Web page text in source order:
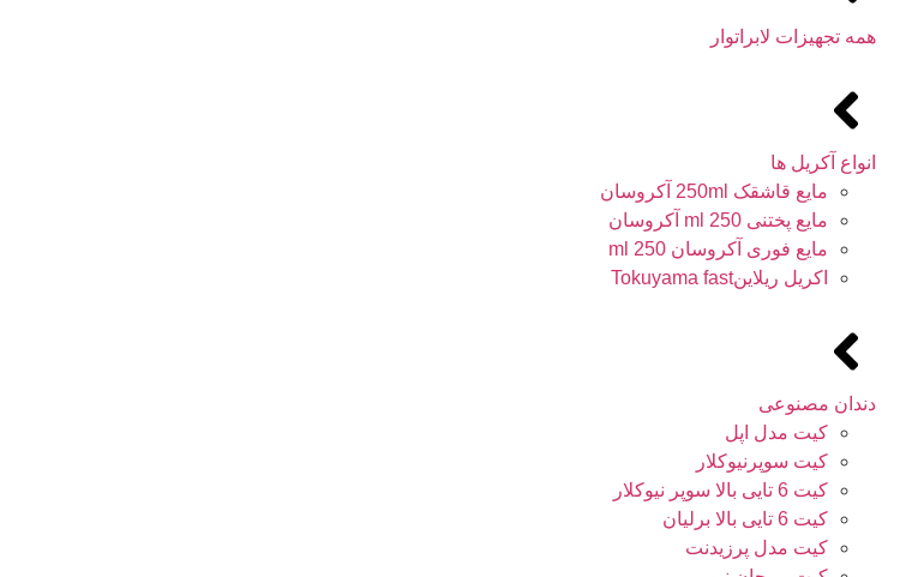
همه تجهیزات لابراتوار
انواع آکریل ها
مایع قاشقک 250ml آکروسان
مایع پختنی 250 ml آکروسان
مایع فوری آکروسان 250 ml
اکریل ریلاینTokuyama fast
دندان مصنوعی
کیت مدل اپل
کیت سوپرنیوکلار
کیت 6 تایی بالا سوپر نیوکلار
کیت 6 تایی بالا برلیان
کیت مدل پرزیدنت